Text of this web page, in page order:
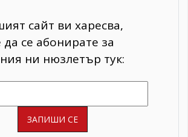
сайт ви харесва,
се абонирате за
ни нюзлетър тук: